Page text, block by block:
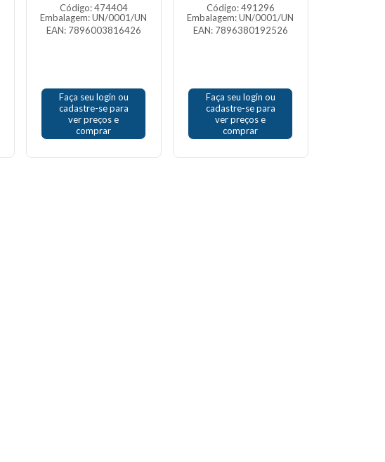
Código: 474404
Embalagem: UN/0001/UN
EAN: 7896003816426
Faça seu login ou
cadastre-se para
ver preços e
comprar
Código: 491296
Embalagem: UN/0001/UN
EAN: 7896380192526
Faça seu login ou
cadastre-se para
ver preços e
comprar